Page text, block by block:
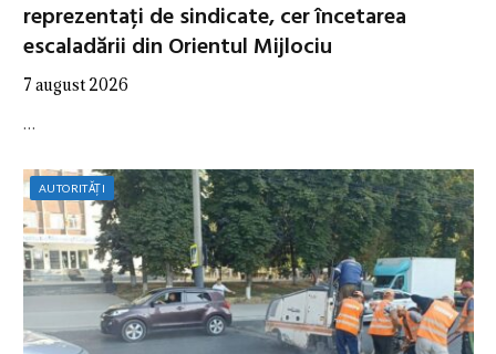
reprezentați de sindicate, cer încetarea
escaladării din Orientul Mijlociu
7 august 2026
…
AUTORITĂȚI